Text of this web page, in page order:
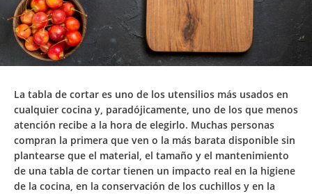
La tabla de cortar es uno de los utensilios más usados en
cualquier cocina y, paradójicamente, uno de los que menos
atención recibe a la hora de elegirlo. Muchas personas
compran la primera que ven o la más barata disponible sin
plantearse que el material, el tamaño y el mantenimiento
de una tabla de cortar tienen un impacto real en la higiene
de la cocina, en la conservación de los cuchillos y en la